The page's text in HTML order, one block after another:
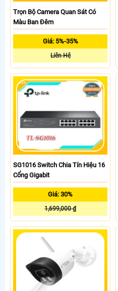
Trọn Bộ Camera Quan Sát Có
Màu Ban Đêm
Giá: 5%-35%
Liên Hệ
SG1016 Switch Chia Tín Hiệu 16
Cổng Gigabit
Giá: 30%
1,699,000 ₫